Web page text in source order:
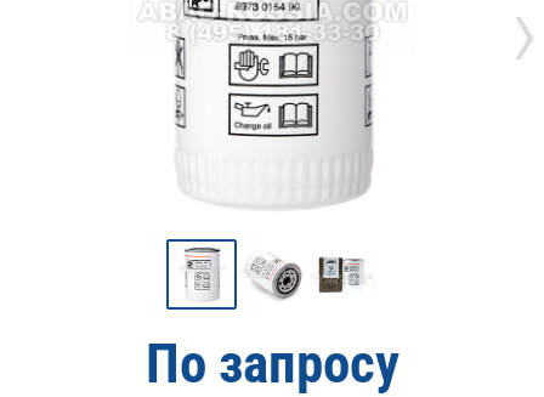
›
По запросу